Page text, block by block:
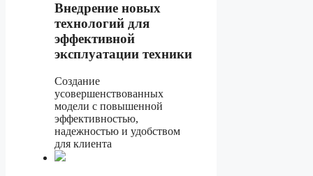
Внедрение новых
технологий для
эффективной
эксплуатации техники
Создание
усовершенствованных
модели с повышенной
эффективностью,
надежностью и удобством
для клиента